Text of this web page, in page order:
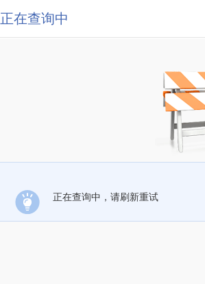
正在查询中
正在查询中，请刷新重试